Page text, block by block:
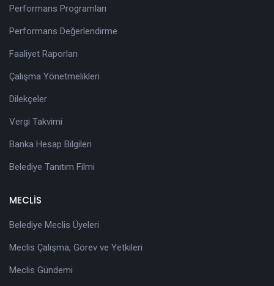
Performans Programları
Performans Değerlendirme
Faaliyet Raporları
Çalışma Yönetmelikleri
Dilekçeler
Vergi Takvimi
Banka Hesap Bilgileri
Belediye Tanıtım Filmi
MECLİS
Belediye Meclis Üyeleri
Meclis Çalışma, Görev ve Yetkileri
Meclis Gündemi